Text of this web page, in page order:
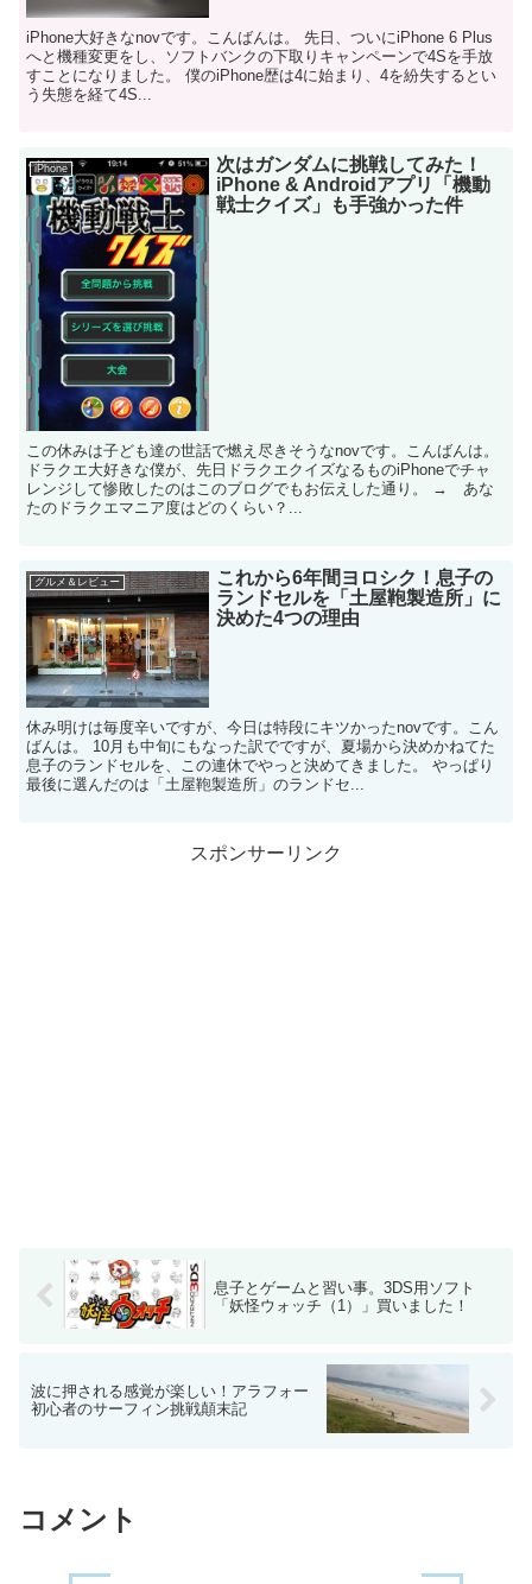
iPhone大好きなnovです。こんばんは。 先日、ついにiPhone 6 Plus
へと機種変更をし、ソフトバンクの下取りキャンペーンで4Sを手放
すことになりました。 僕のiPhone歴は4に始まり、4を紛失するとい
う失態を経て4S...
iPhone
次はガンダムに挑戦してみた！
iPhone & Androidアプリ「機動
戦士クイズ」も手強かった件
この休みは子ども達の世話で燃え尽きそうなnovです。こんばんは。
ドラクエ大好きな僕が、先日ドラクエクイズなるものiPhoneでチャ
レンジして惨敗したのはこのブログでもお伝えした通り。 → あな
たのドラクエマニア度はどのくらい？...
グルメ＆レビュー
これから6年間ヨロシク！息子の
ランドセルを「土屋鞄製造所」に
決めた4つの理由
休み明けは毎度辛いですが、今日は特段にキツかったnovです。こん
ばんは。 10月も中旬にもなった訳でですが、夏場から決めかねてた
息子のランドセルを、この連休でやっと決めてきました。 やっぱり
最後に選んだのは「土屋鞄製造所」のランドセ...
スポンサーリンク
息子とゲームと習い事。3DS用ソフト
「妖怪ウォッチ（1）」買いました！
波に押される感覚が楽しい！アラフォー
初心者のサーフィン挑戦顛末記
コメント